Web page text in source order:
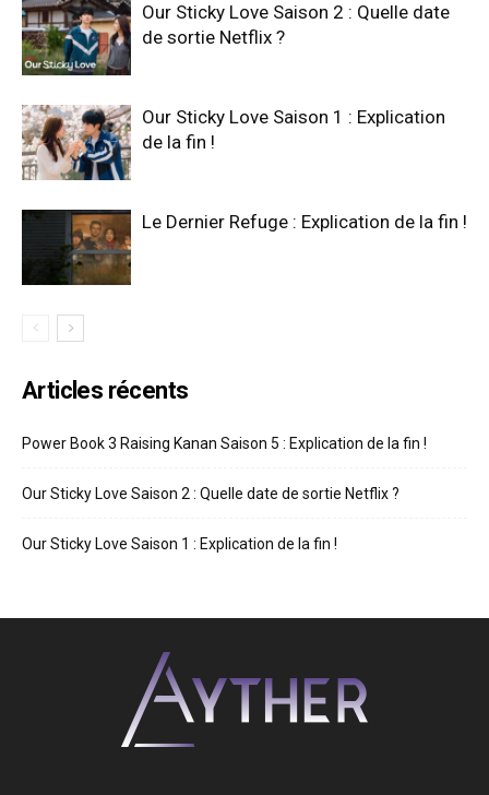
Our Sticky Love Saison 2 : Quelle date
de sortie Netflix ?
Our Sticky Love Saison 1 : Explication
de la fin !
Le Dernier Refuge : Explication de la fin !
Articles récents
Power Book 3 Raising Kanan Saison 5 : Explication de la fin !
Our Sticky Love Saison 2 : Quelle date de sortie Netflix ?
Our Sticky Love Saison 1 : Explication de la fin !